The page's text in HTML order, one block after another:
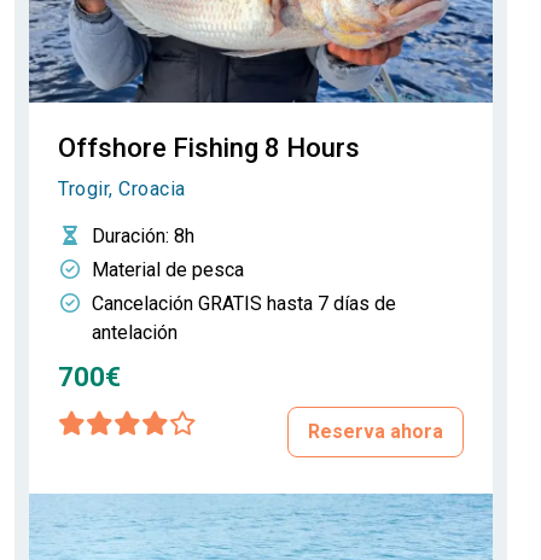
Offshore Fishing 8 Hours
Trogir, Croacia
Duración: 8h
Material de pesca
Cancelación GRATIS hasta 7 días de
antelación
700€
Reserva ahora